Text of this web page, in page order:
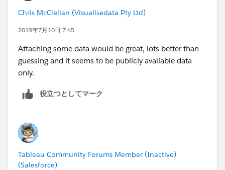
Chris McClellan (Visualisedata Pty Ltd)
2019年7月10日 7:45
Attaching some data would be great, lots better than
guessing and it seems to be publicly available data
only.
役立つとしてマーク
Tableau Community Forums Member (Inactive)
(Salesforce)